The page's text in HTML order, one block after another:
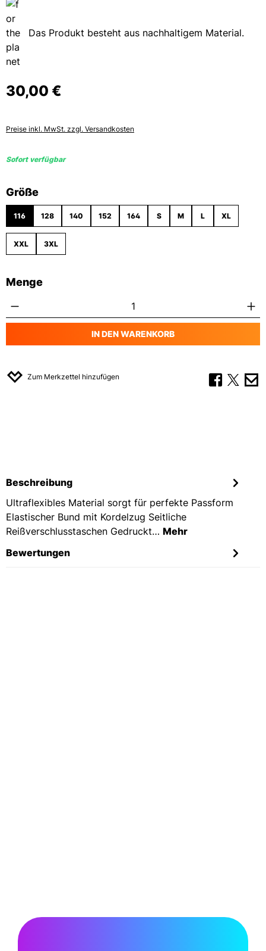
Das Produkt besteht aus nachhaltigem Material.
30,00 €
Preise inkl. MwSt. zzgl. Versandkosten
Sofort verfügbar
Größeauswählen
116 128 140 152 164 S M L XL
XXL 3XL
Menge
Produkt Anzahl: Gib den gewünschten
IN DEN WARENKORB
Zum Merkzettel hinzufügen
Beschreibung
Ultraflexibles Material sorgt für perfekte Passform
Elastischer Bund mit Kordelzug Seitliche
Reißverschlusstaschen Gedruckt… Mehr
Bewertungen